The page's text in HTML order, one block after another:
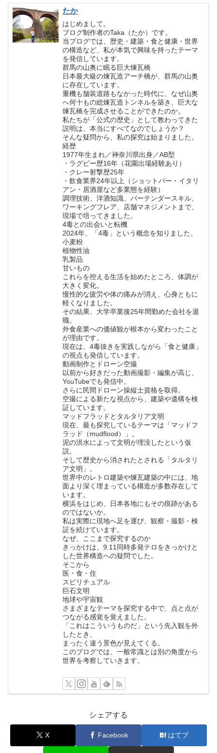
たか
はじめまして。
ブログ制作者のTaka（たか）です。
当ブログでは、歴史・建築・食と健康・世界
の構造など、私が本気で興味を持ったテーマ
を発信しています。
群馬の山奥に眠る巨大煉瓦橋
日本最大級の煉瓦造アーチ橋が、群馬の山奥
に存在しています。
重機も舗装道路もなかった時代に、なぜ山奥
へ何十もの総煉瓦造トンネルを築き、巨大な
煉瓦橋を完成させることができたのか。
私たちが「公式の歴史」として教わってきた
説明は、本当にすべてなのでしょうか？
そんな疑問から、私の探究は始まりました。
経歴
1977年生まれ／神奈川県出身／AB型
・ラグビー歴16年（花園出場経験あり）
・クレー射撃歴25年
・飲食業界24年以上（ショットバー・イタリ
アン・居酒屋など多業態を経験）
調理技術、洋酒知識、バーテンダースキル、
ワーキングフレア、店舗マネジメントまで、
現場で培ってきました。
4毒との出会いと転機
2024年、「4毒」という概念を知りました。
小麦粉
植物性油
乳製品
甘いもの
これらを控える生活を始めたところ、体調が
大きく変化。
慢性的な疲労や体の痛みが消え、心身ともに
軽くなりました。
その結果、大学卒業後25年間勤めた会社を退
職。
外食産業への価値観が根本から変わったこと
が理由です。
現在は、4毒抜きを実践しながら「食と健康」
の視点も発信しています。
動画制作とドローン空撮
以前から好きだった動画撮影・編集が高じ、
YouTubeでも発信中。
さらに民間ドローン操縦士資格を取得。
空撮による新たな視点から、建築や遺構を検
証しています。
マッドフラッドとタルタリア文明
現在、最も探究しているテーマは「マッドフ
ラッド（mudflood）」。
泥の洪水によって文明が埋没したという仮
説。
そして歴史から消されたとされる「タルタリ
ア文明」。
世界中のレトロ建築や煉瓦建築の中には、地
面より深く埋まっている構造が多数存在して
います。
横浜をはじめ、日本各地にもその痕跡がある
のではないか。
私は実際に現地へ足を運び、観察・撮影・検
証を続けています。
なぜ、ここまで探究するのか
きっかけは、9.11同時多発テロをきっかけと
した世界構造への疑問でした。
そこから
医・食・住
スピリチュアル
巨石文明
地球や宇宙観
さまざまなテーマを探究する中で、点と点が
つながる感覚を覚えました。
「これはこういうものだ」という先入観を外
したとき、
まったく違う景色が見えてくる。
このブログでは、一般常識とは別の角度から
世界を考察していきます。
シェアする
X Facebook はてブ